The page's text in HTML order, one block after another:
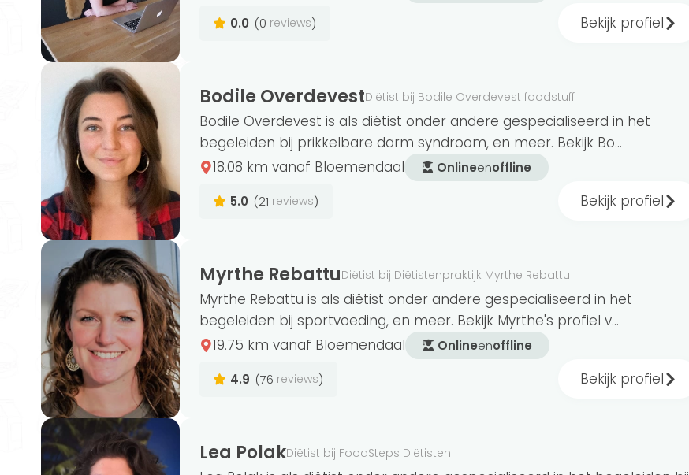
Voedingsschema's op
Nieuw
Ontvang elke week een nieuw voedingsschema op basis van je persoonlijke macro- en
caloriebehoefte. Inclusief wekelijkse boodschappenlijst.
Elke week een nieuw voedingsschema op maat!
Meer informatie
Powered by FitChef
De titel ‘diëtist’ is beschermd. Dat betekent dat het wettelijk verplicht is om de HBO-
opleiding Voeding & Diëtetiek af te ronden. Ben je op zoek naar een
kwaliteitsgeregistreerde diëtist
? Dan wil je begeleiding van een
diëtist aangesloten
bij de beroepsvereniging
Nederlandse Vereniging van Diëtisten.
0.0 (0 reviews) Bekijk profiel
Bodile OverdevestDiëtist bij Bodile Overdevest foodstuff
Bodile Overdevest is als diëtist onder andere gespecialiseerd in het
begeleiden bij prikkelbare darm syndroom, en meer. Bekijk Bo...
18.08 km vanaf Bloemendaal
Onlineenoffline
5.0 (21 reviews) Bekijk profiel
Myrthe RebattuDiëtist bij Diëtistenpraktijk Myrthe Rebattu
Myrthe Rebattu is als diëtist onder andere gespecialiseerd in het
begeleiden bij sportvoeding, en meer. Bekijk Myrthe's profiel v...
19.75 km vanaf Bloemendaal
Onlineenoffline
4.9 (76 reviews) Bekijk profiel
Lea PolakDiëtist bij FoodSteps Diëtisten